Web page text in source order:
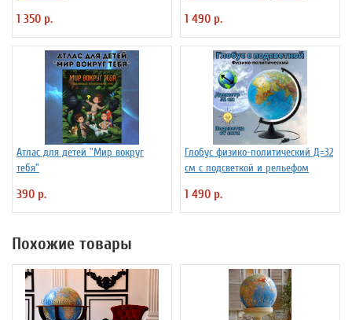
1 350 р. 1 490 р.
Атлас для детей "Мир вокруг
тебя"
390 р.
Глобус физико-политический Д=32
см с подсветкой и рельефом
1 490 р.
Похожие товары